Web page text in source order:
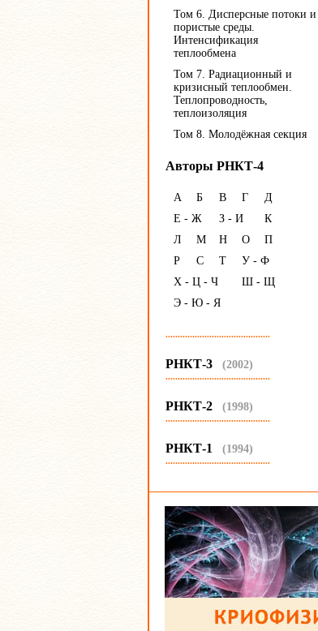
Том 6. Дисперсные потоки и
пористые среды.
Интенсификация
теплообмена
Том 7. Радиационный и
кризисный теплообмен.
Теплопроводность,
теплоизоляция
Том 8. Молодёжная секция
Авторы РНКТ-4
А Б В Г
Д
Е - Ж
З - И
К
Л
М Н О
П
Р
С Т
У - Ф
Х - Ц - Ч
Ш - Щ
Э - Ю - Я
...........................................
РНКТ-3 (2002)
...........................................
РНКТ-2 (1998)
...........................................
РНКТ-1 (1994)
...........................................